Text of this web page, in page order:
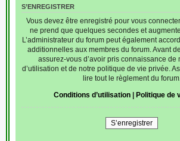
S’ENREGISTRER
Vous devez être enregistré pour vous
ne prend que quelques secondes et
L’administrateur du forum peut également
additionnelles aux membres du forum. Avant
assurez-vous d’avoir pris connaissance de
d’utilisation et de notre politique de vie privée.
lire tout le règlement du forum.
Conditions d’utilisation| Politique de
S’enregistrer